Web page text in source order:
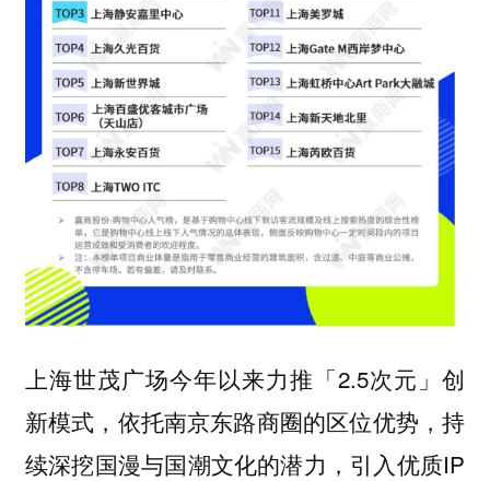
上海世茂广场今年以来力推「2.5次元」创
新模式，依托南京东路商圈的区位优势，持
续深挖国漫与国潮文化的潜力，引入优质IP